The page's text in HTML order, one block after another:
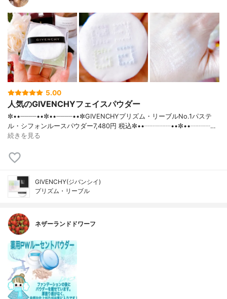
5.00
人気のGIVENCHYフェイスパウダー
✼••┈┈┈┈••✼••┈┈┈┈••✼GIVENCHYプリズム・リーブルNo.1パステ
ル・シフォンルースパウダー7,480円 税込✼••┈┈┈┈••✼••┈┈┈…
続きを見る
GIVENCHY(ジバンシイ)
プリズム・リーブル
ネザーランドドワーフ